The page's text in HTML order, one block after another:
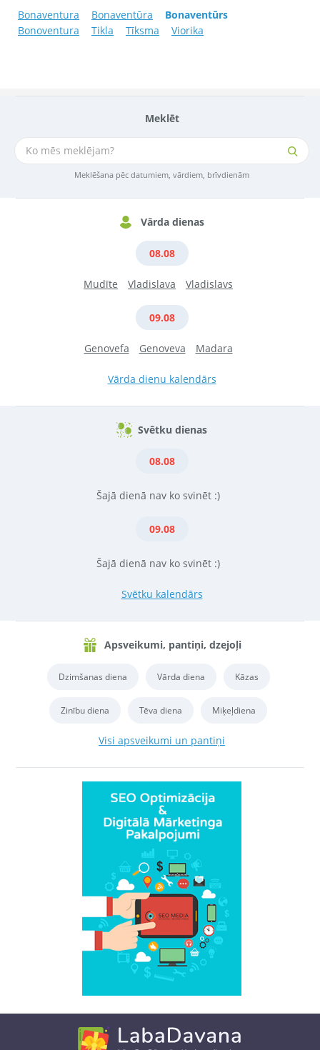
Meklēt
Meklēšana pēc datumiem, vārdiem, brīvdienām
Vārda dienas
08.08
Mudīte Vladislava Vladislavs
09.08
Genovefa Genoveva Madara
Vārda dienu kalendārs
Svētku dienas
08.08
Šajā dienā nav ko svinēt :)
09.08
Šajā dienā nav ko svinēt :)
Svētku kalendārs
Apsveikumi, pantiņi, dzejoļi
Dzimšanas diena Vārda diena Kāzas
Zinību diena Tēva diena Miķeļdiena
Visi apsveikumi un pantiņi
Bonaventura Bonaventūra
Bonaventūrs
Bonoventura
Tikla Tīksma Viorika